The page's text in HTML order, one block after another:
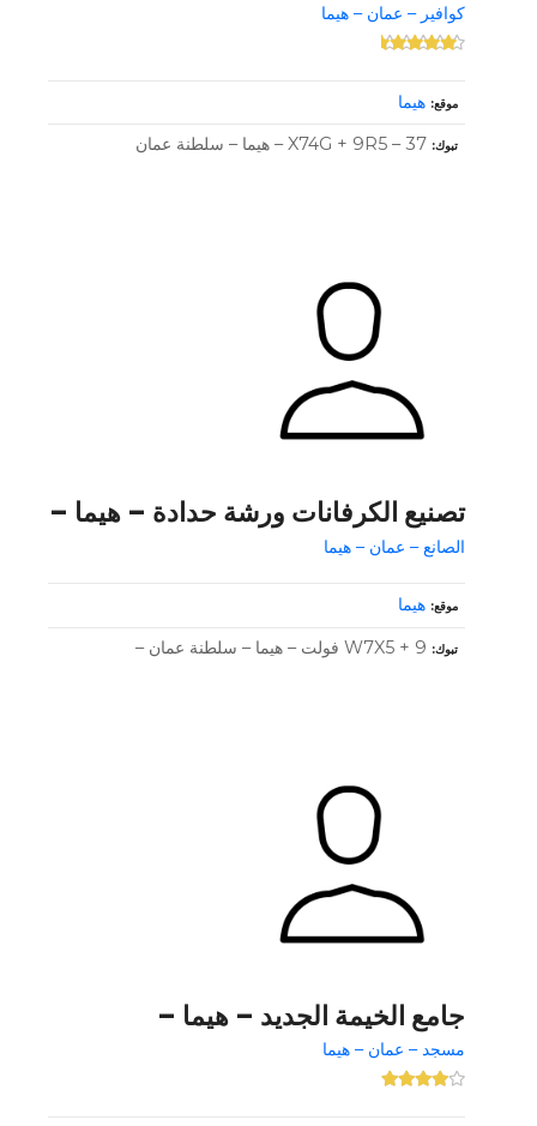
كوافير – عمان – هيما
موقع هيما
تبوك X74G + 9R5 – 37 – هيما – سلطنة عمان
تصنيع الكرفانات ورشة حدادة – هيما –
الصانع – عمان – هيما
موقع هيما
تبوك W7X5 + 9 فولت – هيما – سلطنة عمان –
جامع الخيمة الجديد – هيما –
مسجد – عمان – هيما